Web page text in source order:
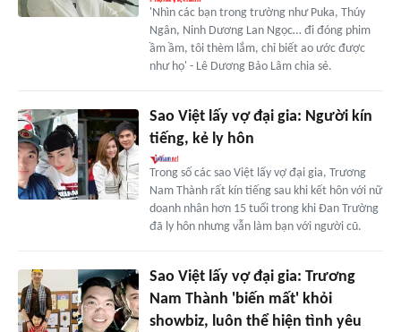
'Nhìn các bạn trong trường như Puka, Thúy
Ngân, Ninh Dương Lan Ngọc… đi đóng phim
ầm ầm, tôi thèm lắm, chỉ biết ao ước được
như họ' - Lê Dương Bảo Lâm chia sẻ.
Sao Việt lấy vợ đại gia: Người kín
tiếng, kẻ ly hôn
Trong số các sao Việt lấy vợ đại gia, Trương
Nam Thành rất kín tiếng sau khi kết hôn với nữ
doanh nhân hơn 15 tuổi trong khi Đan Trường
đã ly hôn nhưng vẫn làm bạn với người cũ.
Sao Việt lấy vợ đại gia: Trương
Nam Thành 'biến mất' khỏi
showbiz, luôn thể hiện tình yêu